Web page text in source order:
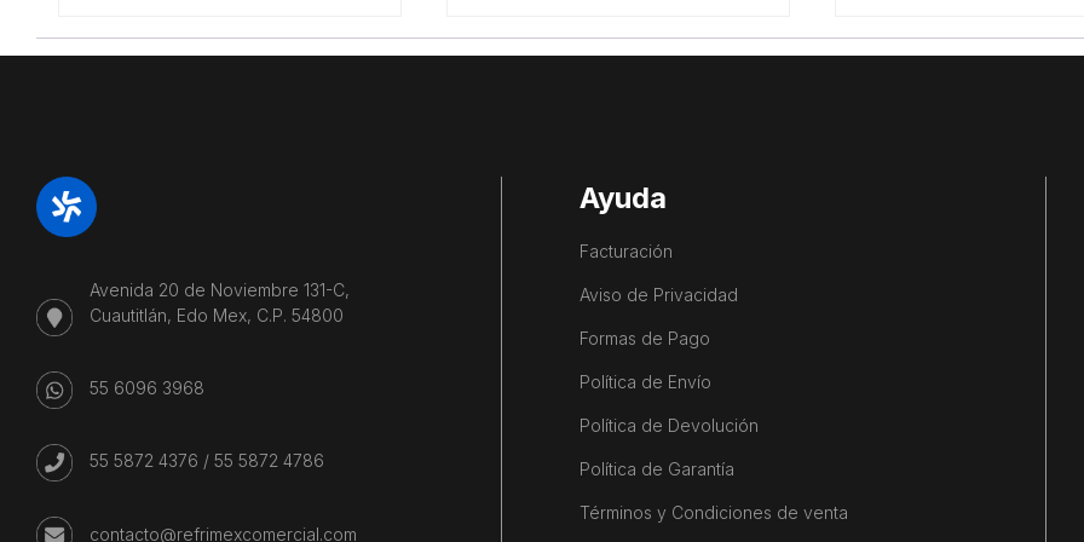
Avenida 20 de Noviembre 131-C,
Cuautitlán, Edo Mex, C.P. 54800
55 6096 3968
55 5872 4376 / 55 5872 4786
contacto@refrimexcomercial.com
Ayuda
Facturación
Aviso de Privacidad
Formas de Pago
Política de Envío
Política de Devolución
Política de Garantía
Términos y Condiciones de venta